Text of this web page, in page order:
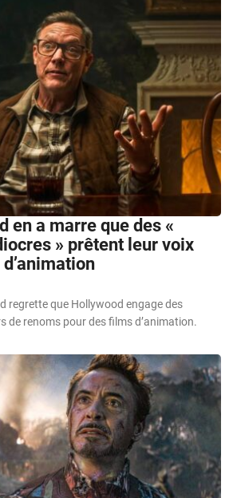
en a marre que des «
» prêtent leur voix
regrette que Hollywood engage des
de renoms pour des films d’animation.